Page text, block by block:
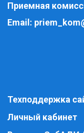
Приемная
Email:
Техподдержка
Личный кабинет